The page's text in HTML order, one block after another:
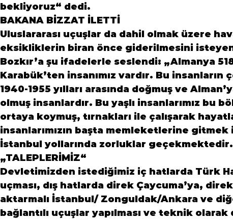
bekliyoruz“ dedi.
BAKANA BİZZAT İLETTİ
Uluslararası uçuşlar da dahil olmak üzere
eksikliklerin biran önce giderilmesini
Bozkır’a şu ifadelerle seslendi: „Almanya
Karabük’ten insanımız vardır. Bu
1940-1955 yılları arasında doğmuş ve
olmuş insanlardır. Bu yaşlı insanlarımız bu
ortaya koymuş, tırnakları ile çalışarak
insanlarımızın başta memleketlerine
İstanbul yollarında zorluklar geçekmektedir.
„TALEPLERİMİZ“
Devletimizden istediğimiz iç hatlarda Türk
uçması, dış hatlarda direk Çaycuma’ya,
aktarmalı İstanbul/ Zonguldak/Ankara ve
bağlantılı uçuşlar yapılması ve teknik